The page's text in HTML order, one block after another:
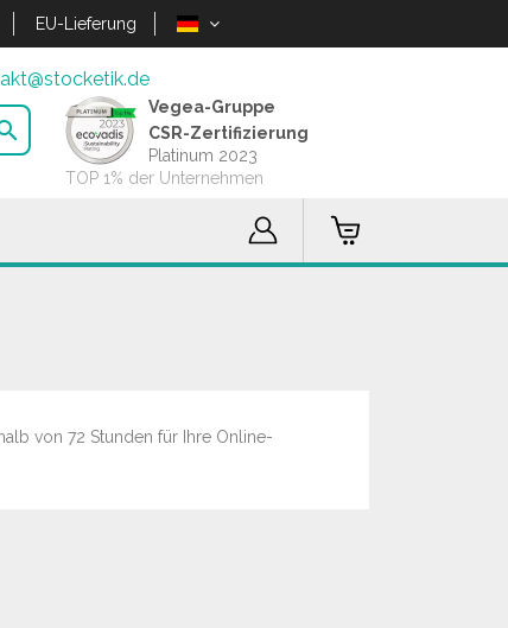
EU-Lieferung
Vegea-Gruppe
CSR-Zertifizierung
Platinum 2023
TOP 1% der Unternehmen
von 72 Stunden für Ihre Online-